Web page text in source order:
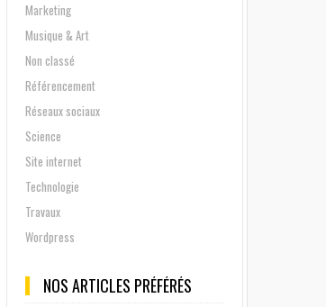
Marketing
Musique & Art
Non classé
Référencement
Réseaux sociaux
Science
Site internet
Technologie
Travaux
Wordpress
NOS ARTICLES PRÉFÉRÉS